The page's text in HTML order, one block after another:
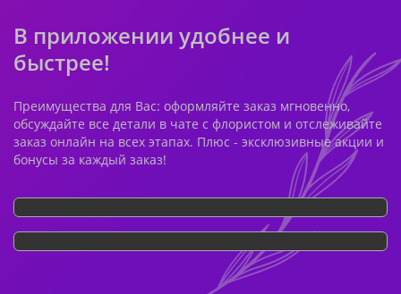
В приложении удобнее и
быстрее!
Преимущества для Вас: оформляйте заказ мгновенно,
обсуждайте все детали в чате с флористом и отслеживайте
заказ онлайн на всех этапах. Плюс - эксклюзивные акции и
бонусы за каждый заказ!